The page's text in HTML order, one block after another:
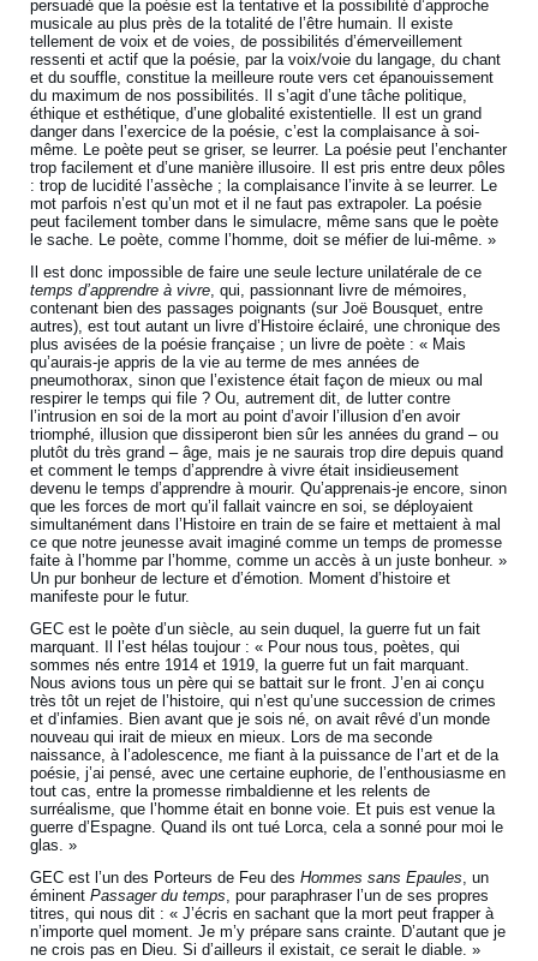
persuadé que la poésie est la tentative et la possibilité d’approche
musicale au plus près de la totalité de l’être humain. Il existe
tellement de voix et de voies, de possibilités d’émerveillement
ressenti et actif que la poésie, par la voix/voie du langage, du chant
et du souffle, constitue la meilleure route vers cet épanouissement
du maximum de nos possibilités. Il s’agit d’une tâche politique,
éthique et esthétique, d’une globalité existentielle. Il est un grand
danger dans l’exercice de la poésie, c’est la complaisance à soi-
même. Le poète peut se griser, se leurrer. La poésie peut l’enchanter
trop facilement et d’une manière illusoire. Il est pris entre deux pôles
: trop de lucidité l’assèche ; la complaisance l’invite à se leurrer. Le
mot parfois n’est qu’un mot et il ne faut pas extrapoler. La poésie
peut facilement tomber dans le simulacre, même sans que le poète
le sache. Le poète, comme l’homme, doit se méfier de lui-même. »
Il est donc impossible de faire une seule lecture unilatérale de ce
temps d’apprendre à vivre, qui, passionnant livre de mémoires,
contenant bien des passages poignants (sur Joë Bousquet, entre
autres), est tout autant un livre d’Histoire éclairé, une chronique des
plus avisées de la poésie française ; un livre de poète : « Mais
qu’aurais-je appris de la vie au terme de mes années de
pneumothorax, sinon que l’existence était façon de mieux ou mal
respirer le temps qui file ? Ou, autrement dit, de lutter contre
l’intrusion en soi de la mort au point d’avoir l’illusion d’en avoir
triomphé, illusion que dissiperont bien sûr les années du grand – ou
plutôt du très grand – âge, mais je ne saurais trop dire depuis quand
et comment le temps d’apprendre à vivre était insidieusement
devenu le temps d’apprendre à mourir. Qu’apprenais-je encore, sinon
que les forces de mort qu’il fallait vaincre en soi, se déployaient
simultanément dans l’Histoire en train de se faire et mettaient à mal
ce que notre jeunesse avait imaginé comme un temps de promesse
faite à l’homme par l’homme, comme un accès à un juste bonheur. »
Un pur bonheur de lecture et d’émotion. Moment d’histoire et
manifeste pour le futur.
GEC est le poète d’un siècle, au sein duquel, la guerre fut un fait
marquant. Il l’est hélas toujour : « Pour nous tous, poètes, qui
sommes nés entre 1914 et 1919, la guerre fut un fait marquant.
Nous avions tous un père qui se battait sur le front. J’en ai conçu
très tôt un rejet de l’histoire, qui n’est qu’une succession de crimes
et d’infamies. Bien avant que je sois né, on avait rêvé d’un monde
nouveau qui irait de mieux en mieux. Lors de ma seconde
naissance, à l’adolescence, me fiant à la puissance de l’art et de la
poésie, j’ai pensé, avec une certaine euphorie, de l’enthousiasme en
tout cas, entre la promesse rimbaldienne et les relents de
surréalisme, que l’homme était en bonne voie. Et puis est venue la
guerre d’Espagne. Quand ils ont tué Lorca, cela a sonné pour moi le
glas. »
GEC est l’un des Porteurs de Feu desHommes sans Epaules, un
éminentPassager du temps, pour paraphraser l’un de ses propres
titres, qui nous dit : « J’écris en sachant que la mort peut frapper à
n’importe quel moment. Je m’y prépare sans crainte. D’autant que je
ne crois pas en Dieu. Si d’ailleurs il existait, ce serait le diable. »